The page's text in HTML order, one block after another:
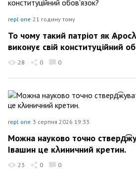
repl one 21 годину тому
То чому такий патріот як
виконує свій конституційний
28 0 0
repl one 3 серпня 2026 19:33
Можна науково точно
Івашин це кλиничний кретин.
23 0 0